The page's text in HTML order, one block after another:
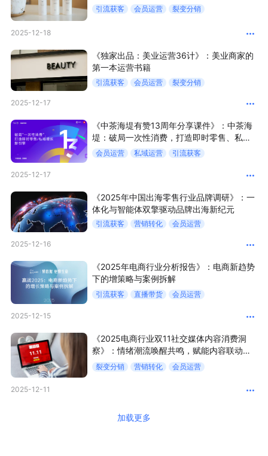
私域课程 新零售内参
增长俱乐部 有赞商盟
商家社区
合作共进
入驻有赞 认证代理商
认证服务商
有赞云 数据通服务
引流获客 会员运营 裂变分销
2025-12-18
《独家出品：美业运营36计》：美业商家的
第一本运营书籍
引流获客 会员运营 裂变分销
2025-12-17
《中茶海堤有赞13周年分享课件》：中茶海
堤：破局一次性消费，打造即时零售、私域
增长新引擎
会员运营 私域运营 引流获客
2025-12-17
《2025年中国出海零售行业品牌调研》：一
体化与智能体双擎驱动品牌出海新纪元
引流获客 营销转化 会员运营
2025-12-16
《2025年电商行业分析报告》：电商新趋势
下的增策略与案例拆解
引流获客 直播带货 会员运营
2025-12-15
《2025电商行业双11社交媒体内容消费洞
察》：情绪潮流唤醒共鸣，赋能内容联动交
易裂变分销 营销转化 会员运营
2025-12-11
加载更多